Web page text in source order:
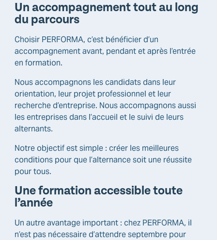
Un accompagnement tout au long
du parcours
Choisir PERFORMA, c’est bénéficier d’un
accompagnement avant, pendant et après l’entrée
en formation.
Nous accompagnons les candidats dans leur
orientation, leur projet professionnel et leur
recherche d’entreprise. Nous accompagnons aussi
les entreprises dans l’accueil et le suivi de leurs
alternants.
Notre objectif est simple : créer les meilleures
conditions pour que l’alternance soit une réussite
pour tous.
Une formation accessible toute
l’année
Un autre avantage important : chez PERFORMA, il
n’est pas nécessaire d’attendre septembre pour